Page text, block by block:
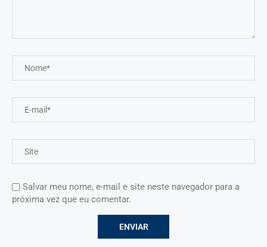
Salvar meu nome, e-mail e site neste navegador para a
próxima vez que eu comentar.